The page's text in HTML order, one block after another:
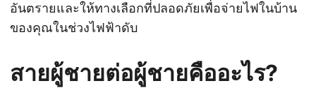
อันตรายและให้ทางเลือกที่ปลอดภัยเพื่อจ่ายไฟในบ้าน
ของคุณในช่วงไฟฟ้าดับ
สายผู้ชายต่อผู้ชายคืออะไร?